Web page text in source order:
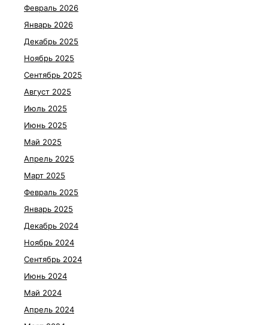
Февраль 2026
Январь 2026
Декабрь 2025
Ноябрь 2025
Сентябрь 2025
Август 2025
Июль 2025
Июнь 2025
Май 2025
Апрель 2025
Март 2025
Февраль 2025
Январь 2025
Декабрь 2024
Ноябрь 2024
Сентябрь 2024
Июнь 2024
Май 2024
Апрель 2024